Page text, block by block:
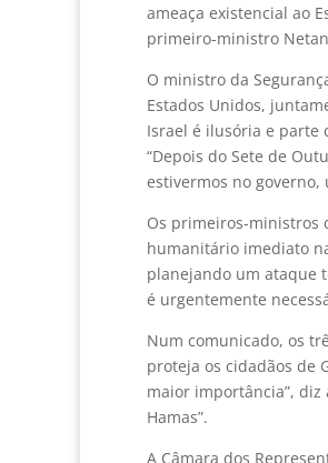
ameaça existencial ao
primeiro-ministro
O ministro da
Estados Unidos,
Israel é ilusória e parte
“Depois do Sete de
estivermos no governo,
Os primeiros-ministros
humanitário imediato
planejando um ataque
é urgentemente
Num comunicado, os
proteja os cidadãos de
maior importância”, diz
Hamas”.
A Câmara dos